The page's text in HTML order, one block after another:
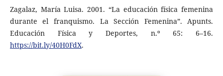
Zagalaz, María Luisa. 2001. “La educación física femenina
durante el franquismo. La Sección Femenina”. Apunts.
Educación Física y Deportes, n.º 65: 6–16.
https://bit.ly/40H0FdX.